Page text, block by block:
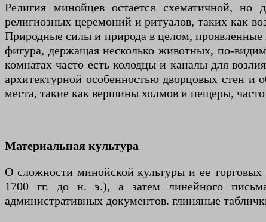
Религия минойцев остается схематичной, но
религиозных церемоний и ритуалов, таких как
Природные силы и природа в целом, проявленные
фигура, держащая несколько животных, по-
комнатах часто есть колодцы и каналы для
архитектурной особенностью дворцовых стен
места, такие как вершины холмов и пещеры,
Материальная культура
О сложности минойской культуры и ее торговых
1700 гг. до н. э.), а затем линейного
административных документов. глиняные